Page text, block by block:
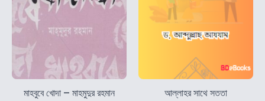
মাহবুবে খোদা – মাহমুদুর রহমান আল্লাহর সাথে সততা